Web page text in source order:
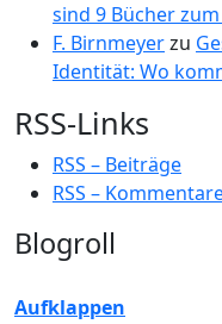
sind 9 Bücher
F. Birnmeyerzu
Identität: Wo
RSS-Links
RSS – Beiträge
RSS –
Blogroll
Aufklappen